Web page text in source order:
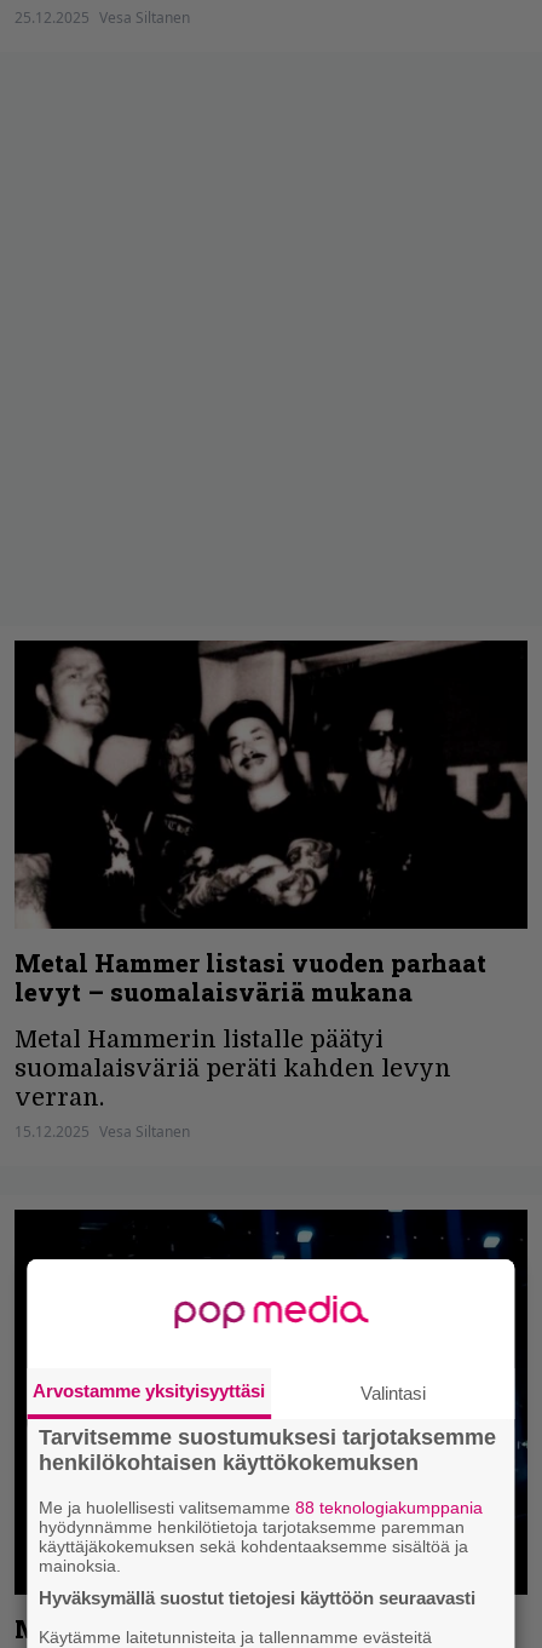
25.12.2025 Vesa Siltanen
Metal Hammer listasi vuoden parhaat
levyt – suomalaisväriä mukana
Metal Hammerin listalle päätyi
suomalaisväriä peräti kahden levyn
verran.
15.12.2025 Vesa Siltanen
Metal Hammer nimesi rikollisen
Arvostamme yksityisyyttäsi Valintasi
Tarvitsemme suostumuksesi tarjotaksemme
henkilökohtaisen käyttökokemuksen
Me ja huolellisesti valitsemamme88 teknologiakumppania
hyödynnämme henkilötietoja tarjotaksemme paremman
käyttäjäkokemuksen sekä kohdentaaksemme sisältöä ja
mainoksia.
Hyväksymällä suostut tietojesi käyttöön seuraavasti
Käytämme laitetunnisteita ja tallennamme evästeitä